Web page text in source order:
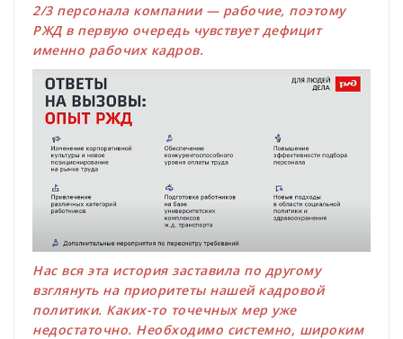
2/3 персонала компании — рабочие, поэтому
РЖД в первую очередь чувствует дефицит
именно рабочих кадров.
Нас вся эта история заставила по другому
взглянуть на приоритеты нашей кадровой
политики. Каких-то точечных мер уже
недостаточно. Необходимо системно, широким